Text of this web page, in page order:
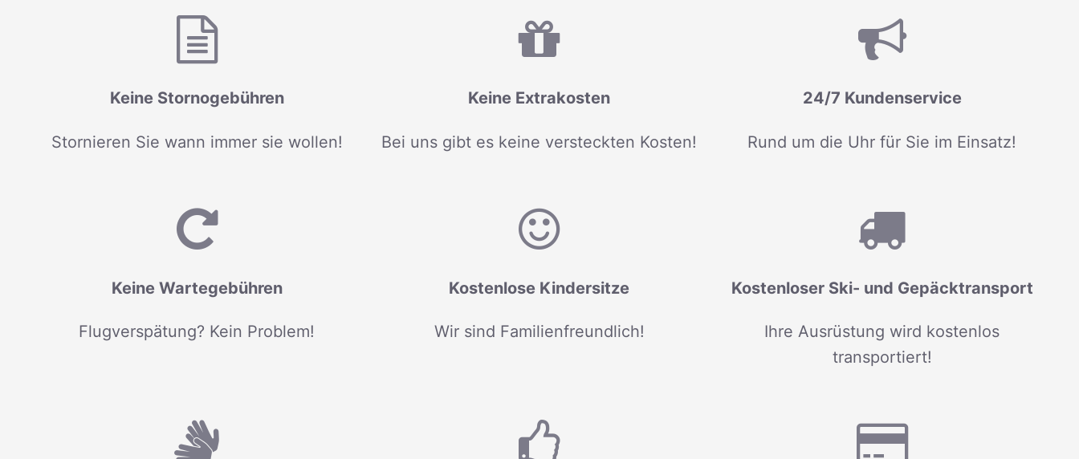
Keine Stornogebühren
Stornieren Sie wann immer sie wollen!
Keine Extrakosten
Bei uns gibt es keine versteckten Kosten!
24/7 Kundenservice
Rund um die Uhr für Sie im Einsatz!
Keine Wartegebühren
Flugverspätung? Kein Problem!
Kostenlose Kindersitze
Wir sind Familienfreundlich!
Kostenloser Ski- und Gepäcktransport
Ihre Ausrüstung wird kostenlos
transportiert!